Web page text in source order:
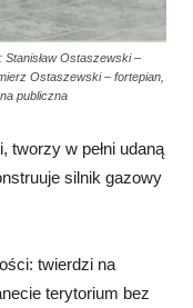
Ostaszewski –
Ostaszewski – fortepian,
publiczna
tworzy w pełni udaną
silnik gazowy
twierdzi na
terytorium bez